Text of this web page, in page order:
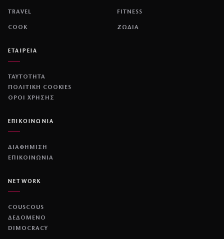
TRAVEL FITNESS
COOK ΖΩΔΙΑ
ΕΤΑΙΡΕΙΑ
ΤΑΥΤΟΤΗΤΑ
ΠΟΛΙΤΙΚΉ COOKIES
ΌΡΟΙ ΧΡΉΣΗΣ
ΕΠΙΚΟΙΝΩΝΙΑ
ΔΙΑΦΗΜΙΣΗ
ΕΠΙΚΟΙΝΩΝΙΑ
NETWORK
COUSCOUS
ΔΕΔΟΜΕΝΟ
DIMOCRACY